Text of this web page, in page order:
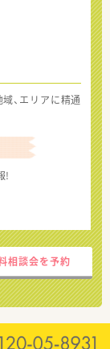
、エリアに精通
!
相談会を予約